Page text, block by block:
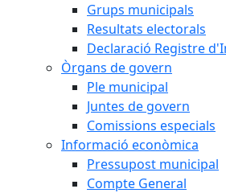
Grups municipals
Resultats electorals
Declaració Registre
Òrgans de govern
Ple municipal
Juntes de govern
Comissions especials
Informació econòmica
Pressupost municipal
Compte General